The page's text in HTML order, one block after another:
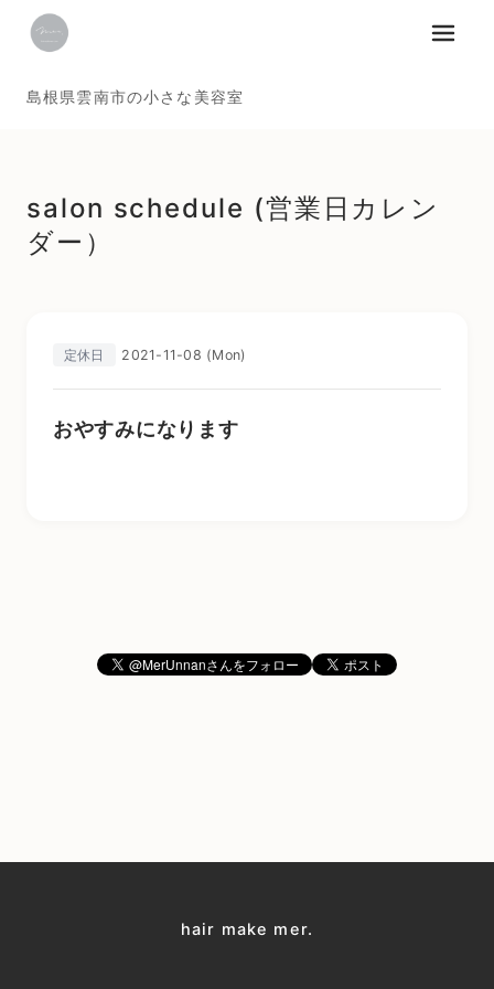
島根県雲南市の小さな美容室
メニュ
salon schedule (営業日カレン
ダー）
定休日 2021-11-08 (Mon)
おやすみになります
hair make mer.